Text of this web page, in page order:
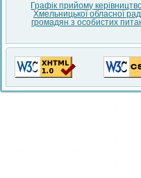
Графік прийому
Хмельницької обласної
громадян з особистих